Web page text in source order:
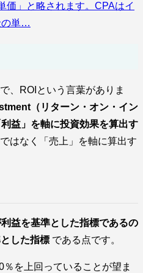
価」と略されます。CPAはイ
の単…
、ROIという言葉がありま
（リターン・オン・イン
益」を軸に投資効果を算出す
はなく「売上」を軸に算出す
利益を基準とした指標であるの
した指標 である点です。
を上回っていることが望ま